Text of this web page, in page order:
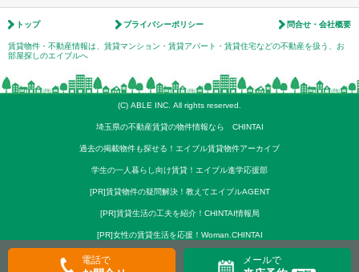
電話で メールで
トップ プライバシーポリシー 問合せ・会社概要
賃貸物件・不動産情報は、賃貸マンション・賃貸アパート・賃貸住宅などの不動産を扱う、お
部屋探しのエイブルへ
(C) ABLE INC. All rights reserved.
埼玉県の不動産賃貸の物件情報なら CHINTAI
過去の掲載物件も探せる！エイブル賃貸物件アーカイブ
学生の一人暮らし向け賃貸！エイブル進学応援部
[PR]賃貸物件の疑問解決！教えてエイブルAGENT
[PR]賃貸生活の工夫を紹介！CHINTAI情報局
[PR]女性の賃貸生活を応援！Woman.CHINTAI